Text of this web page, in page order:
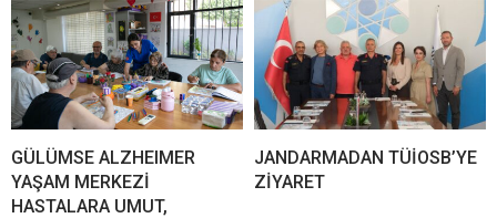
GÜLÜMSE ALZHEIMER
YAŞAM MERKEZİ
HASTALARA UMUT,
JANDARMADAN TÜİOSB’YE
ZİYARET